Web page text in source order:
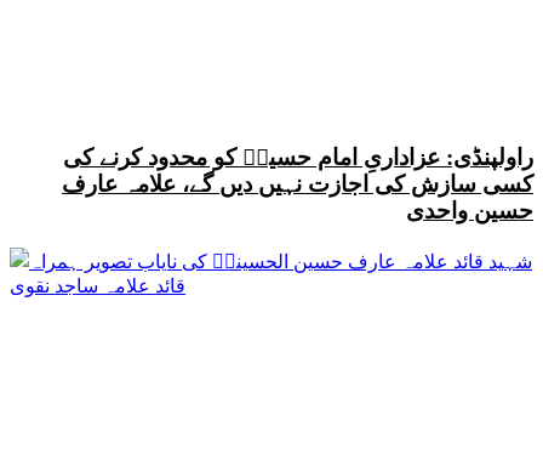
راولپنڈی: عزاداریِ امام حسینؑ کو محدود کرنے کی
کسی سازش کی اجازت نہیں دیں گے، علامہ عارف
حسین واحدی